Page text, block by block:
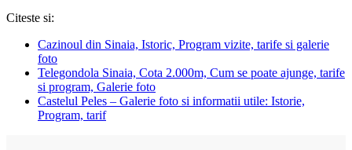
Citeste si:
Cazinoul din Sinaia, Istoric, Program vizite, tarife si galerie
foto
Telegondola Sinaia, Cota 2.000m, Cum se poate ajunge, tarife
si program, Galerie foto
Castelul Peles – Galerie foto si informatii utile: Istorie,
Program, tarif